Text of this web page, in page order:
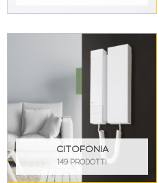
CITOFONIA
149 PRODOTTI